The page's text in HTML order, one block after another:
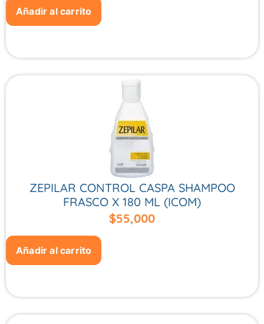
Añadir al carrito
ZEPILAR CONTROL CASPA SHAMPOO
FRASCO X 180 ML (ICOM)
$55,000
Añadir al carrito